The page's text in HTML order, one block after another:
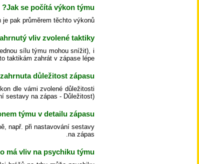
Jak se počítá výkon týmu?
pak průměrem těchto výkonů.
vliv zvolené taktiky?
sílu týmu mohou snížit), i
taktikám zahrát v zápase lépe.
důležitost zápasu?
dle vámi zvolené důležitosti
sestavy na zápas - Důležitost).
týmu v detailu zápasu?
např. při nastavování sestavy
na zápas.
má vliv na psychiku týmu?